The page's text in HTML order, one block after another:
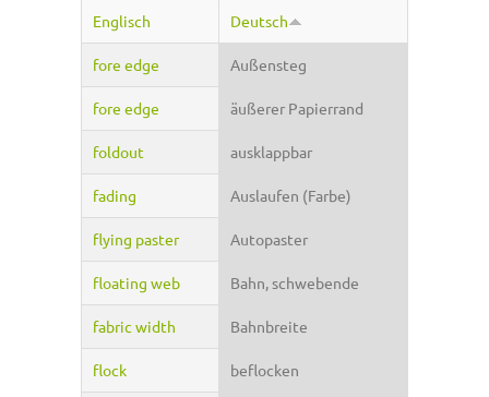
Englisch
Deutsch
fore edge Außensteg
fore edge äußerer Papierrand
foldout ausklappbar
fading Auslaufen (Farbe)
flying paster Autopaster
floating web Bahn, schwebende
fabric width Bahnbreite
flock beflocken